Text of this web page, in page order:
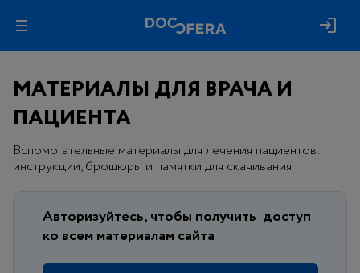
МАТЕРИАЛЫ ДЛЯ ВРАЧА И
ПАЦИЕНТА
Вспомогательные материалы для лечения пациентов:
инструкции, брошюры и памятки для скачивания
Авторизуйтесь, чтобы получить доступ
ко всем материалам сайта